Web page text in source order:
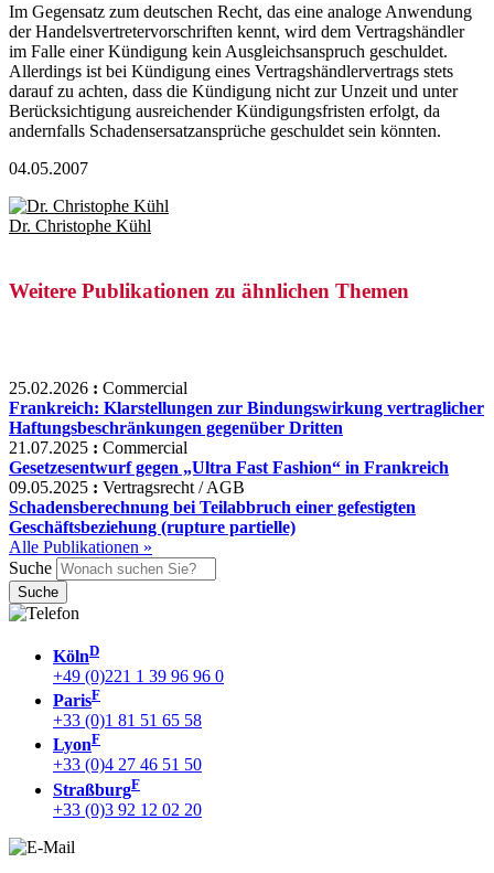
Im Gegensatz zum deutschen Recht, das eine analoge Anwendung
der Handelsvertretervorschriften kennt, wird dem Vertragshändler
im Falle einer Kündigung kein Ausgleichsanspruch geschuldet.
Allerdings ist bei Kündigung eines Vertragshändlervertrags stets
darauf zu achten, dass die Kündigung nicht zur Unzeit und unter
Berücksichtigung ausreichender Kündigungsfristen erfolgt, da
andernfalls Schadensersatzansprüche geschuldet sein könnten.
04.05.2007
Dr. Christophe Kühl
Weitere Publikationen zu ähnlichen Themen
25.02.2026 : Commercial
Frankreich: Klarstellungen zur Bindungswirkung vertraglicher
Haftungsbeschränkungen gegenüber Dritten
21.07.2025 : Commercial
Gesetzesentwurf gegen „Ultra Fast Fashion“ in Frankreich
09.05.2025 : Vertragsrecht / AGB
Schadensberechnung bei Teilabbruch einer gefestigten
Geschäftsbeziehung (rupture partielle)
Alle Publikationen »
Suche
KölnD
+49 (0)221 1 39 96 96 0
ParisF
+33 (0)1 81 51 65 58
LyonF
+33 (0)4 27 46 51 50
StraßburgF
+33 (0)3 92 12 02 20